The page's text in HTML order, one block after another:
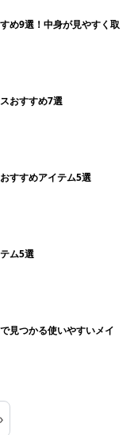
め9選！中身が見やすく取
おすすめ7選
すすめアイテム5選
ム5選
見つかる使いやすいメイ
›